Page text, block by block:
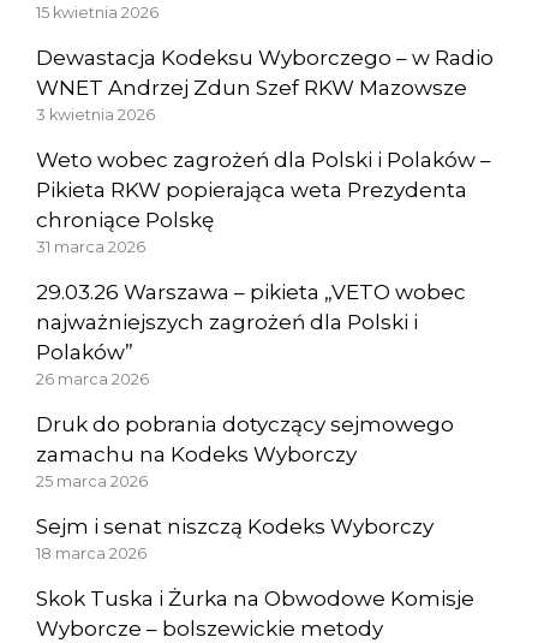
15 kwietnia 2026
Dewastacja Kodeksu Wyborczego – w Radio
WNET Andrzej Zdun Szef RKW Mazowsze
3 kwietnia 2026
Weto wobec zagrożeń dla Polski i Polaków –
Pikieta RKW popierająca weta Prezydenta
chroniące Polskę
31 marca 2026
29.03.26 Warszawa – pikieta „VETO wobec
najważniejszych zagrożeń dla Polski i
Polaków”
26 marca 2026
Druk do pobrania dotyczący sejmowego
zamachu na Kodeks Wyborczy
25 marca 2026
Sejm i senat niszczą Kodeks Wyborczy
18 marca 2026
Skok Tuska i Żurka na Obwodowe Komisje
Wyborcze – bolszewickie metody